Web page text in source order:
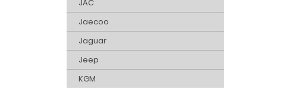
JAC
Jaecoo
Jaguar
Jeep
KGM